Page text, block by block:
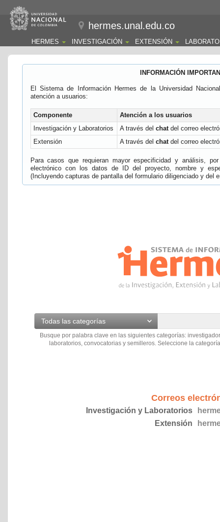
hermes.unal.edu.co
HERMES INVESTIGACIÓN EXTENSIÓN
INFORMACIÓN
El Sistema de Información Hermes de la Universidad
atención a usuarios:
Componente
Atención a los usuarios
Investigación y Laboratorios
A través del chatdel correo
Extensión
A través del chatdel correo
Para casos que requieran mayor especificidad y análisis,
electrónico con los datos de ID del proyecto, nombre y
(Incluyendo capturas de pantalla del formulario diligenciado y del
Todas las categorías
Busque por palabra clave en las siguientes categorías:
laboratorios, convocatorias y semilleros. Seleccione la
Correos
Investigación y Laboratorios
Extensión